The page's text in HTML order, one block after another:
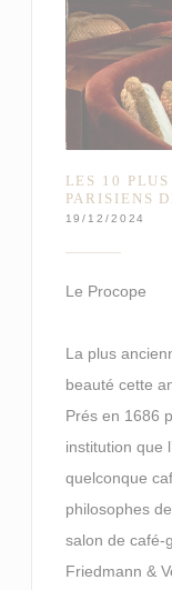
LES 10
PARISIENS
19/12/2024
Le Procope
La plus
beauté cette
Prés en 1686
institution que
quelconque
philosophes
salon de café-
Friedmann &